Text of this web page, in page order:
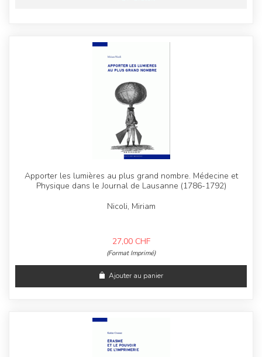
Apporter les lumières au plus grand nombre. Médecine et
Physique dans le Journal de Lausanne (1786-1792)
Nicoli, Miriam
27,00 CHF
(Format Imprimé)
Ajouter au panier